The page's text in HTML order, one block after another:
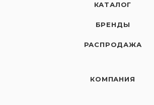
КАТАЛОГ
БРЕНДЫ
РАСПРОДАЖА
КОМПАНИЯ